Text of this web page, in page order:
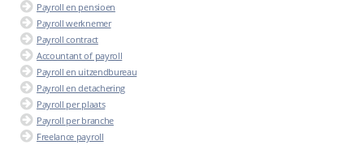
Payroll en pensioen
Payroll werknemer
Payroll contract
Accountant of payroll
Payroll en uitzendbureau
Payroll en detachering
Payroll per plaats
Payroll per branche
Freelance payroll